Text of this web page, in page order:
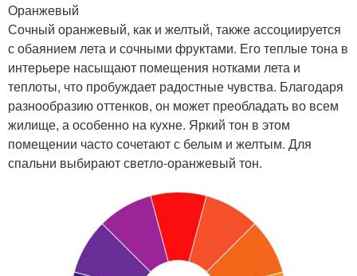
Оранжевый
Сочный оранжевый, как и желтый, также ассоциируется
с обаянием лета и сочными фруктами. Его теплые тона в
интерьере насыщают помещения нотками лета и
теплоты, что пробуждает радостные чувства. Благодаря
разнообразию оттенков, он может преобладать во всем
жилище, а особенно на кухне. Яркий тон в этом
помещении часто сочетают с белым и желтым. Для
спальни выбирают светло-оранжевый тон.